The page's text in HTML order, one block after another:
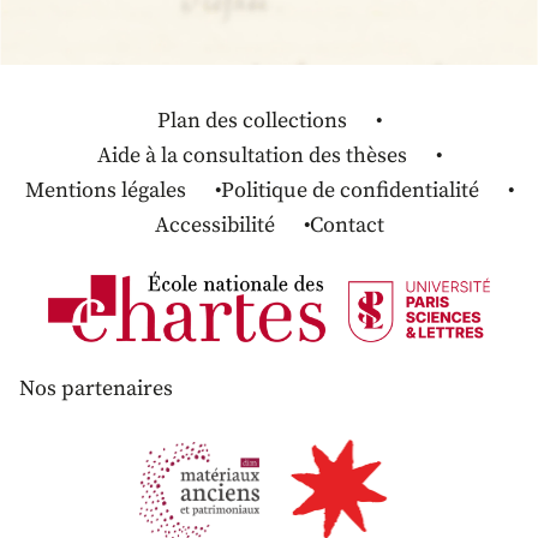
Plan des collections
Aide à la consultation des thèses
Mentions légales
Politique de confidentialité
Accessibilité
Contact
Nos partenaires